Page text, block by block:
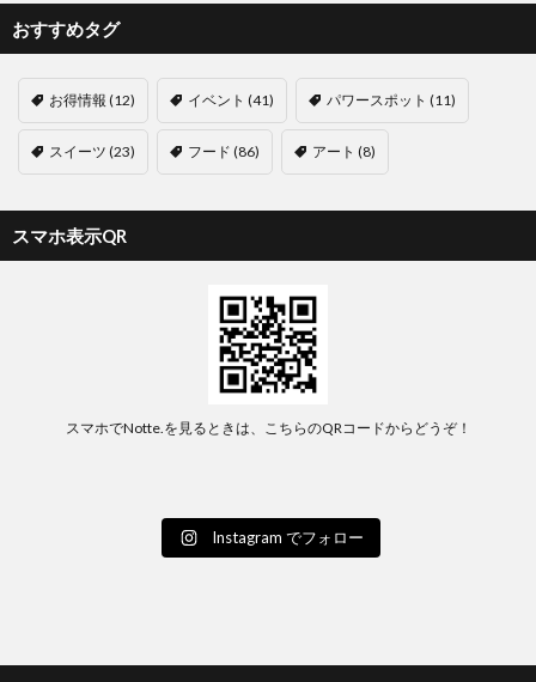
おすすめタグ
お得情報 (12) イベント (41) パワースポット (11)
スイーツ (23) フード (86) アート (8)
スマホ表示QR
スマホでNotte.を見るときは、こちらのQRコードからどうぞ！
Instagram でフォロー